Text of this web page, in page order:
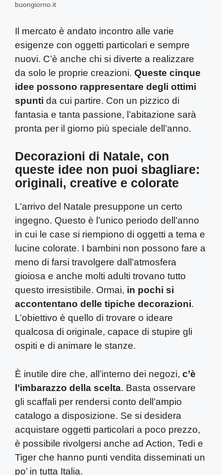
buongiorno.it
Il mercato è andato incontro alle varie
esigenze con oggetti particolari e sempre
nuovi. C’è anche chi si diverte a realizzare
da solo le proprie creazioni. Queste cinque
idee possono rappresentare degli ottimi
spunti da cui partire. Con un pizzico di
fantasia e tanta passione, l’abitazione sarà
pronta per il giorno più speciale dell’anno.
Decorazioni di Natale, con
queste idee non puoi sbagliare:
originali, creative e colorate
L’arrivo del Natale presuppone un certo
ingegno. Questo è l’unico periodo dell’anno
in cui le case si riempiono di oggetti a tema e
lucine colorate. I bambini non possono fare a
meno di farsi travolgere dall’atmosfera
gioiosa e anche molti adulti trovano tutto
questo irresistibile. Ormai, in pochi si
accontentano delle tipiche decorazioni.
L’obiettivo è quello di trovare o ideare
qualcosa di originale, capace di stupire gli
ospiti e di animare le stanze.
È inutile dire che, all’interno dei negozi, c’è
l’imbarazzo della scelta. Basta osservare
gli scaffali per rendersi conto dell’ampio
catalogo a disposizione. Se si desidera
acquistare oggetti particolari a poco prezzo,
è possibile rivolgersi anche ad Action, Tedi e
Tiger che hanno punti vendita disseminati un
po’ in tutta Italia.